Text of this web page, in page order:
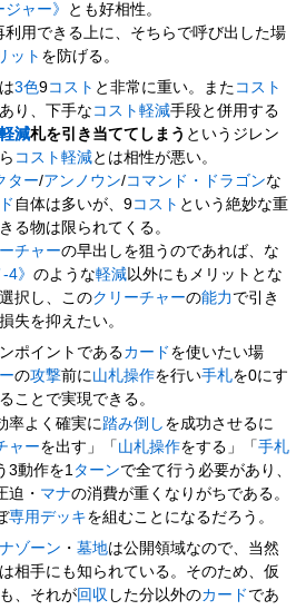
ャー》
とも好相性。
利用できる上に、そちらで呼び出した場
ット を防げる。
3色9コスト と非常に重い。また コスト
り、下手な コスト軽減手段と併用する
軽減札を引き当ててしまう というジレン
コスト軽減とは相性が悪い。
ター/アンノウン/コマンド・ドラゴンな
自体は多いが、9コスト という絶妙な重
る物は限られてくる。
チャーの早出しを狙うのであれば、な
-4》のような軽減以外にもメリットとな
択し、このクリーチャーの能力 で引き
失を抑えたい。
ポイントであるカード を使いたい場
の攻撃前に山札操作を行い手札を0にす
ことで実現できる。
率よく確実に 踏み倒し を成功させるに
ャーを出す」「 山札操作をする」「手札
3動作を1 ターンで全て行う必要があり、
迫・ マナの消費が重くなりがちである。
専用デッキを組むことになるだろう。
ゾーン ・墓地は公開領域なので、当然
相手にも知られている。そのため、仮
、それが回収 した分以外のカード であ